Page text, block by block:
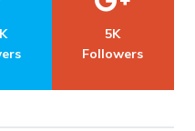
5K
Followers